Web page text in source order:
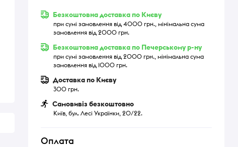
Безкоштовна доставка по Києву
при сумі замовлення від 4000 грн., мінімальна сума
замовлення від 2000 грн.
Безкоштовна доставка по Печерському р-ну
при сумі замовлення від 2000 грн., мінімальна сума
замовлення від 1000 грн.
Доставка по Києву
300 грн.
Самовивіз безкоштовно
Київ, бул. Лесі Українки, 20/22.
Оплата